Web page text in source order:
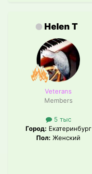
Helen T
Veterans
Members
5 тыс
Город: Екатеринбург
Пол: Женский